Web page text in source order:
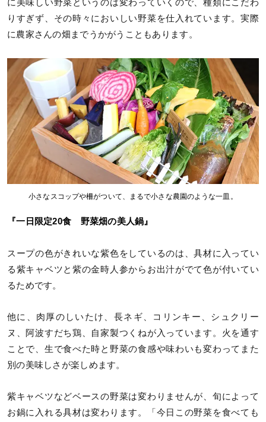
に美味しい野菜というのは変わっていくので、種類にこだわ
りすぎず、その時々においしい野菜を仕入れています。実際
に農家さんの畑までうかがうこともあります。
小さなスコップや柵がついて、まるで小さな農園のような一皿。
『一日限定20食 野菜畑の美人鍋』
スープの色がきれいな紫色をしているのは、具材に入ってい
る紫キャベツと紫の金時人参からお出汁がでて色が付いてい
るためです。
他に、肉厚のしいたけ、長ネギ、コリンキー、シュクリー
ヌ、阿波すだち鶏、自家製つくねが入っています。火を通す
ことで、生で食べた時と野菜の食感や味わいも変わってまた
別の美味しさが楽しめます。
紫キャベツなどベースの野菜は変わりませんが、旬によって
お鍋に入れる具材は変わります。「今日この野菜を食べても